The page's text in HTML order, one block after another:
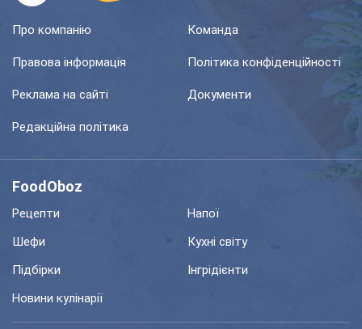
Про компанію Команда
Правова інформація Політика конфіденційності
Реклама на сайті Документи
Редакційна політика
FoodOboz
Рецепти
Напої
Шефи
Кухні світу
Підбірки
Інгрідієнти
Новини кулінарії